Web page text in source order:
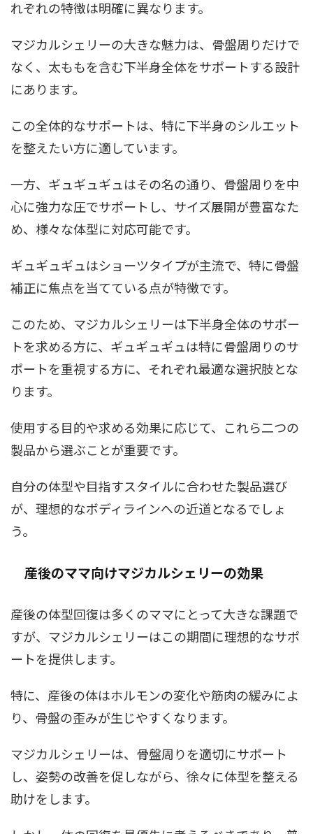
れぞれの特徴は明確に異なります。
マジカルシェリーの大きな魅力は、骨盤周りだけで
なく、太ももを含む下半身全体をサポートする設計
にあります。
この全体的なサポートは、特に下半身のシルエット
を整えたい方に適しています。
一方、ギュギュギュはその名の通り、骨盤周りを中
心に強力な圧でサポートし、サイズ展開が豊富なた
め、様々な体型に対応可能です。
ギュギュギュはショーツタイプが主流で、特に骨盤
補正に焦点を当てている点が特徴です。
このため、マジカルシェリーは下半身全体のサポー
トを求める方に、ギュギュギュは特に骨盤周りのサ
ポートを重視する方に、それぞれ最適な選択肢とな
ります。
使用する目的や求める効果に応じて、これら二つの
製品から選ぶことが重要です。
自分の体型や目指すスタイルに合わせた製品選び
が、理想的なボディラインへの近道となるでしょ
う。
産後のママ向けマジカルシェリーの効果
産後の体型回復は多くのママにとって大きな課題で
すが、マジカルシェリーはこの期間に理想的なサポ
ートを提供します。
特に、産後の体はホルモンの変化や筋肉の緩みによ
り、骨盤の歪みが生じやすくなります。
マジカルシェリーは、骨盤周りを適切にサポート
し、姿勢の改善を促しながら、徐々に体型を整える
助けをします。